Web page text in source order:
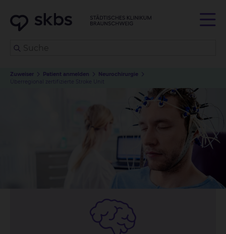
Zuweiser Patient anmelden
Neurochirurgie
Überregional zertifizierte Stroke Unit